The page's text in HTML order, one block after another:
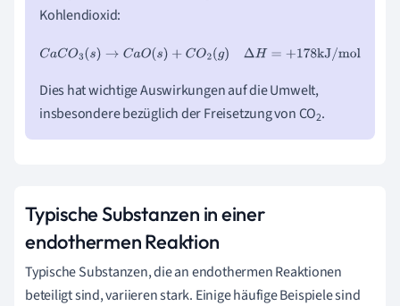
Kohlendioxid:
CaC O3( s)→CaO( s)+CO2(g)Δ H=+178kJ/mol
Dies hat wichtige Auswirkungen auf die Umwelt,
insbesondere bezüglich der Freisetzung von CO2.
Typische Substanzen in einer
endothermen Reaktion
Typische Substanzen, die an endothermen Reaktionen
beteiligt sind, variieren stark. Einige häufige Beispiele sind